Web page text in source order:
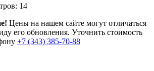
14
Цены на нашем сайте могут отличаться
его обновления. Уточнить стоимость
+7 (343) 385‑70‑88